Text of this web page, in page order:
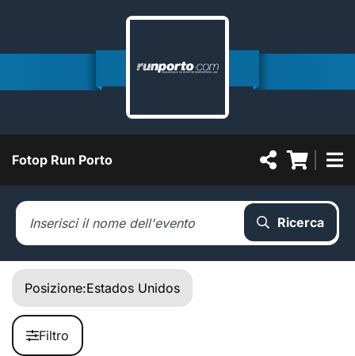
Fotop Run Porto
Ricerca
Posizione:Estados Unidos
Filtro